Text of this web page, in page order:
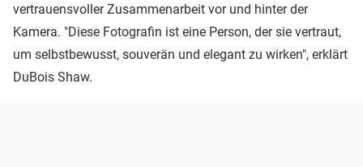
vertrauensvoller Zusammenarbeit vor und hinter der
Kamera. "Diese Fotografin ist eine Person, der sie vertraut,
um selbstbewusst, souverän und elegant zu wirken", erklärt
DuBois Shaw.